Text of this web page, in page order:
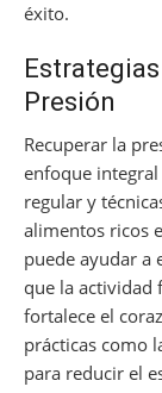
éxito.
Presión
Recuperar la
enfoque
regular y
alimentos ricos
puede ayudar a
que la actividad
fortalece el
prácticas como
para reducir el